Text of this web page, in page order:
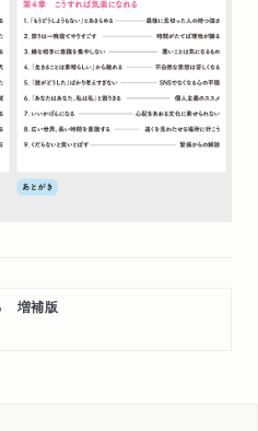
者：雨宮処凛さん）
ONLINE「ほんまはるか
による要約が転載されま
増補版